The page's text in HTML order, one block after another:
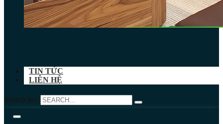
TIN TỨC
LIÊN HỆ
Search for: